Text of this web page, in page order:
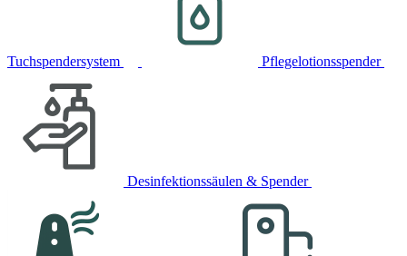
Tuchspendersystem Pflegelotionsspender
Desinfektionssäulen & Spender